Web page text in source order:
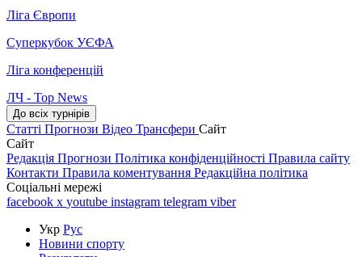
Ліга Європи
Суперкубок УЄФА
Ліга конференцій
ЛЧ - Top News
До всіх турнірів
Статті Прогнози Відео Трансфери Сайт
Сайт
Редакція Прогнози Політика конфіденційності Правила сайту
Контакти Правила коментування Редакційна політика
Соціальні мережі
facebook x youtube instagram telegram viber
Укр Рус
Новини спорту